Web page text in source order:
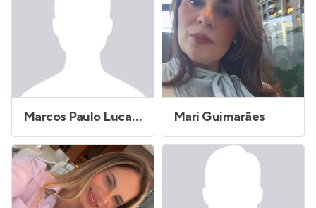
Marcos Paulo Lucas Costa Mari Guimarães